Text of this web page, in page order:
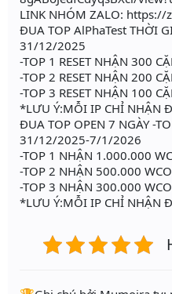
LINK NHÓM ZALO:
ĐUA TOP AlPhaTest THỜI
31/12/2025
-TOP 1 RESET NHẬN 300
-TOP 2 RESET NHẬN 200
-TOP 3 RESET NHẬN 100
*LƯU Ý:MỖI IP CHỈ NHẬN
ĐUA TOP OPEN 7 NGÀY -
31/12/2025-7/1/2026
-TOP 1 NHẬN 1.000.000
-TOP 2 NHẬN 500.000
-TOP 3 NHẬN 300.000
*LƯU Ý:MỖI IP CHỈ NHẬN